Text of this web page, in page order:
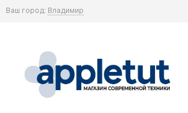
Ваш город: Владимир